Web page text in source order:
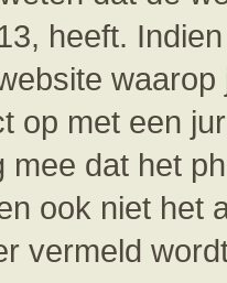
heeft.
op met een
mee dat het
ook niet het
vermeld